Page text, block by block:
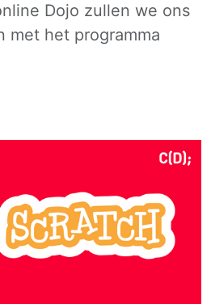
Dojo zullen we ons
met het programma